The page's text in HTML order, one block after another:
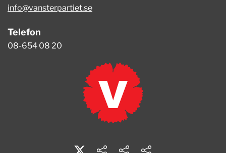
info@vansterpartiet.se
Telefon
08-654 08 20